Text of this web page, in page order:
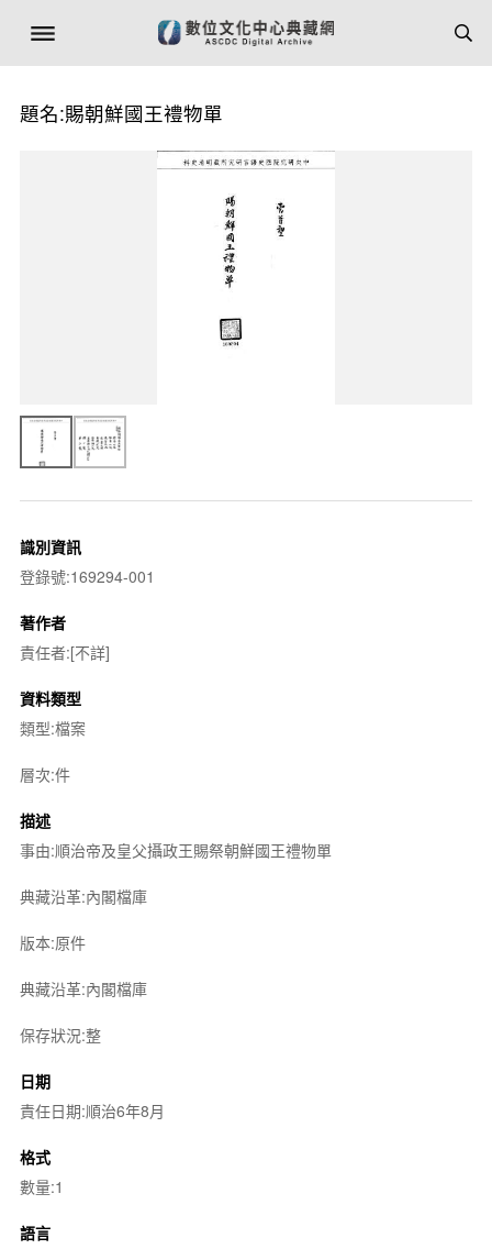
題名:賜朝鮮國王禮物單
識別資訊
登錄號:169294-001
著作者
責任者:[不詳]
資料類型
類型:檔案
層次:件
描述
事由:順治帝及皇父攝政王賜祭朝鮮國王禮物單
典藏沿革:內閣檔庫
版本:原件
典藏沿革:內閣檔庫
保存狀況:整
日期
責任日期:順治6年8月
格式
數量:1
語言